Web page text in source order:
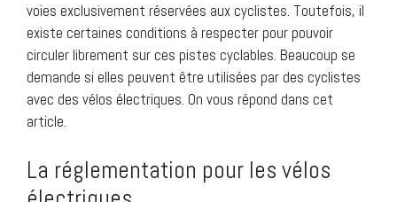
voies exclusivement réservées aux cyclistes. Toutefois, il
existe certaines conditions à respecter pour pouvoir
circuler librement sur ces pistes cyclables. Beaucoup se
demande si elles peuvent être utilisées par des cyclistes
avec des vélos électriques. On vous répond dans cet
article.
La réglementation pour les vélos